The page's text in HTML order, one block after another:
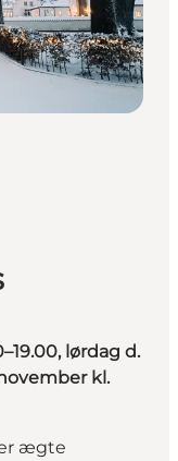
lørdag d.
kl.
ægte